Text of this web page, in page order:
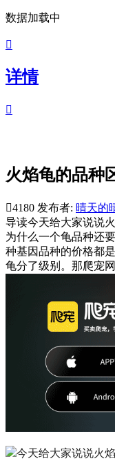
数据加载中

详情

火焰龟的品种
4180 发布者: 晴天的
导读今天给大家说说
为什么一个龟品种还
种基因品种的价格都
龟分了级别。那爬宠
今天给大家说说火